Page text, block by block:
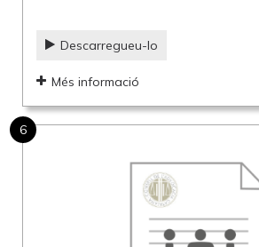
Descarregueu-lo
Més informació
6